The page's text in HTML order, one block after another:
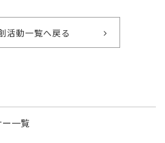
活動一覧へ戻る
一覧